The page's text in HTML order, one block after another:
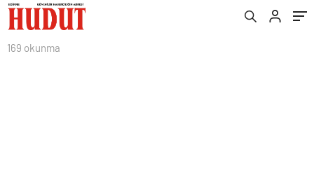
169 okunma